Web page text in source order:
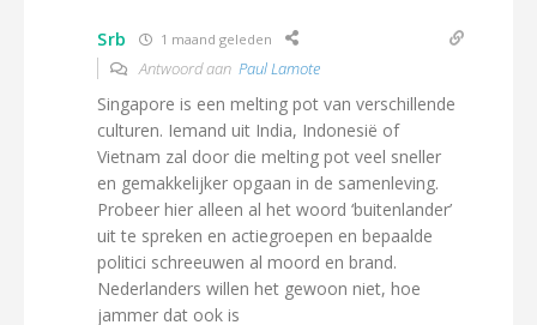
Srb 1 maand geleden
Antwoord aan Paul Lamote
Singapore is een melting pot van verschillende
culturen. Iemand uit India, Indonesië of
Vietnam zal door die melting pot veel sneller
en gemakkelijker opgaan in de samenleving.
Probeer hier alleen al het woord ‘buitenlander’
uit te spreken en actiegroepen en bepaalde
politici schreeuwen al moord en brand.
Nederlanders willen het gewoon niet, hoe
jammer dat ook is